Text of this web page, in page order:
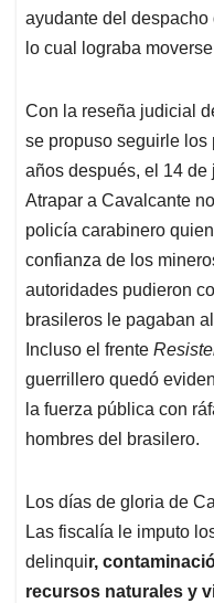
ayudante del
lo cual lograba
Con la reseña judicial
se propuso seguirle los
años después, el 14
Atrapar a Cavalcante
policía carabinero
confianza de los
autoridades pudieron
brasileros le pagaban
Incluso el frente
guerrillero quedó
la fuerza pública con
hombres del brasilero.
Los días de gloria de
Las fiscalía le imputo
delinquir,
recursos naturales y